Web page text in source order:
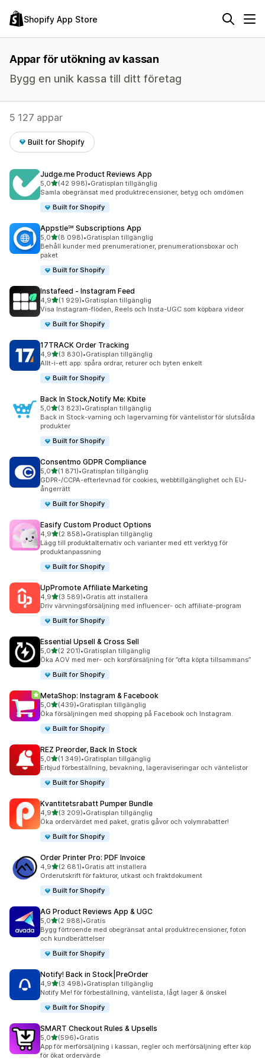
Shopify App Store
Appar för utökning av kassan
Bygg en unik kassa till ditt företag
5 127 appar
Built for Shopify
Judge.me Product Reviews App
5,0av 5 stjärnor
(42 998)
42998 recensioner totalt
•Gratisplan tillgänglig
Samla obegränsat med produktrecensioner, betyg och omdömen
Built for Shopify
Appstle℠ Subscriptions App
5,0av 5 stjärnor
(8 098)
8098 recensioner totalt
•Gratisplan tillgänglig
Behåll kunder med prenumerationer, prenumerationsboxar och
paket
Built for Shopify
Instafeed ‑ Instagram Feed
4,9av 5 stjärnor
(1 929)
1929 recensioner totalt
•Gratisplan tillgänglig
Visa Instagram-flöden, Reels och Insta-UGC som köpbara videor
Built for Shopify
17TRACK Order Tracking
4,9av 5 stjärnor
(3 830)
3830 recensioner totalt
•Gratisplan tillgänglig
Allt-i-ett app: spåra ordrar, returer och byten enkelt
Built for Shopify
Back In Stock,Notify Me: Kbite
5,0av 5 stjärnor
(3 823)
3823 recensioner totalt
•Gratisplan tillgänglig
Back in Stock-varning och lagervarning för väntelistor för slutsålda
produkter
Built for Shopify
Consentmo GDPR Compliance
5,0av 5 stjärnor
(1 871)
1871 recensioner totalt
•Gratisplan tillgänglig
GDPR-/CCPA-efterlevnad för cookies, webbtillgänglighet och EU-
ångerrätt
Built for Shopify
Easify Custom Product Options
4,9av 5 stjärnor
(2 858)
2858 recensioner totalt
•Gratisplan tillgänglig
Lägg till produktalternativ och varianter med ett verktyg för
produktanpassning
Built for Shopify
UpPromote Affiliate Marketing
4,9av 5 stjärnor
(3 589)
3589 recensioner totalt
•Gratis att installera
Driv värvningsförsäljning med influencer- och affiliate-program
Built for Shopify
Essential Upsell & Cross Sell
5,0av 5 stjärnor
(2 201)
2201 recensioner totalt
•Gratisplan tillgänglig
Öka AOV med mer- och korsförsäljning för ”ofta köpta tillsammans”
Built for Shopify
MetaShop: Instagram & Facebook
5,0av 5 stjärnor
(439)
439 recensioner totalt
•Gratisplan tillgänglig
Öka försäljningen med shopping på Facebook och Instagram.
Built for Shopify
REZ Preorder, Back In Stock
5,0av 5 stjärnor
(1 349)
1349 recensioner totalt
•Gratisplan tillgänglig
Erbjud förbeställning, bevakning, lageraviseringar och väntelistor
Built for Shopify
Kvantitetsrabatt Pumper Bundle
4,9av 5 stjärnor
(3 209)
3209 recensioner totalt
•Gratisplan tillgänglig
Öka ordervärdet med paket, gratis gåvor och volymrabatter!
Built for Shopify
Order Printer Pro: PDF Invoice
4,9av 5 stjärnor
(2 681)
2681 recensioner totalt
•Gratis att installera
Orderutskrift för fakturor, utkast och fraktdokument
Built for Shopify
AG Product Reviews App & UGC
5,0av 5 stjärnor
(2 988)
2988 recensioner totalt
•Gratis
Bygg förtroende med obegränsat antal produktrecensioner, foton
och kundberättelser
Built for Shopify
Notify! Back in Stock|PreOrder
4,9av 5 stjärnor
(3 498)
3498 recensioner totalt
•Gratisplan tillgänglig
Notify Me! för förbeställning, väntelista, lågt lager & önskel
Built for Shopify
SMART Checkout Rules & Upsells
5,0av 5 stjärnor
(596)
596 recensioner totalt
•Gratis
App för merförsäljning i kassan, regler och merförsäljning efter köp
för ökat ordervärde